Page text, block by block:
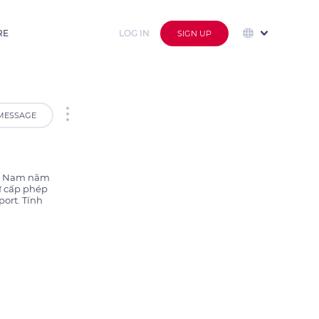
LOG IN SIGN UP
Nam năm
cấp phép
Tính